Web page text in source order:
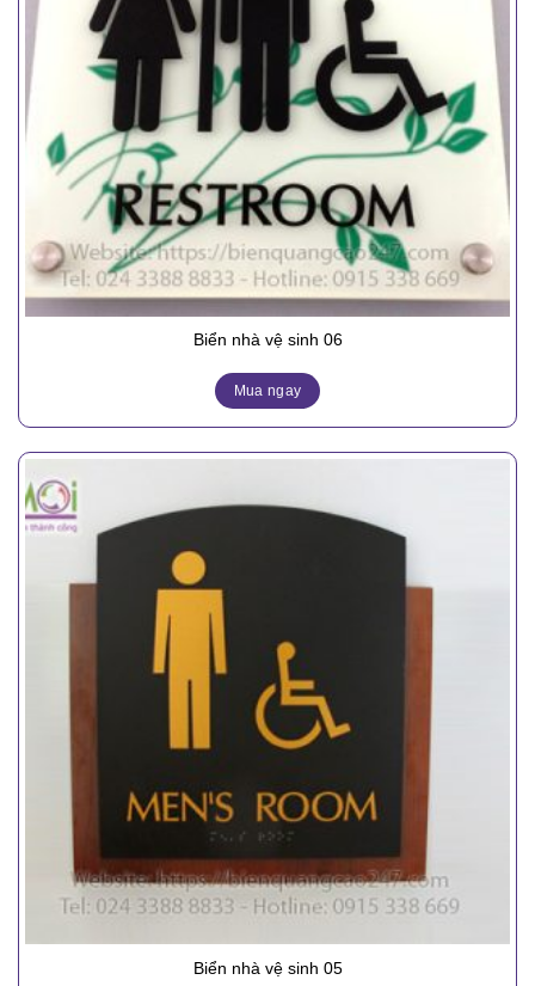
Biển nhà vệ sinh 06
Mua ngay
Biển nhà vệ sinh 05